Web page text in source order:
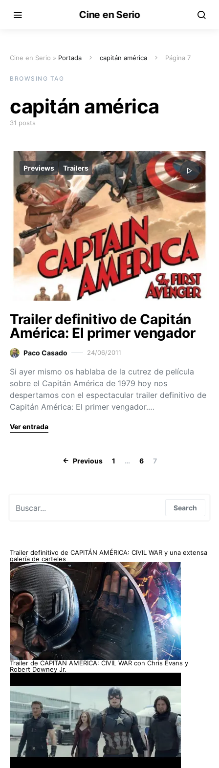
Cine en Serio
Cine en Serio » Portada capitán américa Página 7
BROWSING TAG
capitán américa
31 posts
Previews Trailers
Trailer definitivo de Capitán
América: El primer vengador
Paco Casado 24/06/2011
Si ayer mismo os hablaba de la cutrez de película
sobre el Capitán América de 1979 hoy nos
despertamos con el espectacular trailer definitivo de
Capitán América: El primer vengador.…
Ver entrada
Paginación
Previous 1 … 6 7
Search
Trailer definitivo de CAPITÁN AMÉRICA: CIVIL WAR y una extensa
galería de carteles
Trailer de CAPITÁN AMERICA: CIVIL WAR con Chris Evans y
Robert Downey Jr.